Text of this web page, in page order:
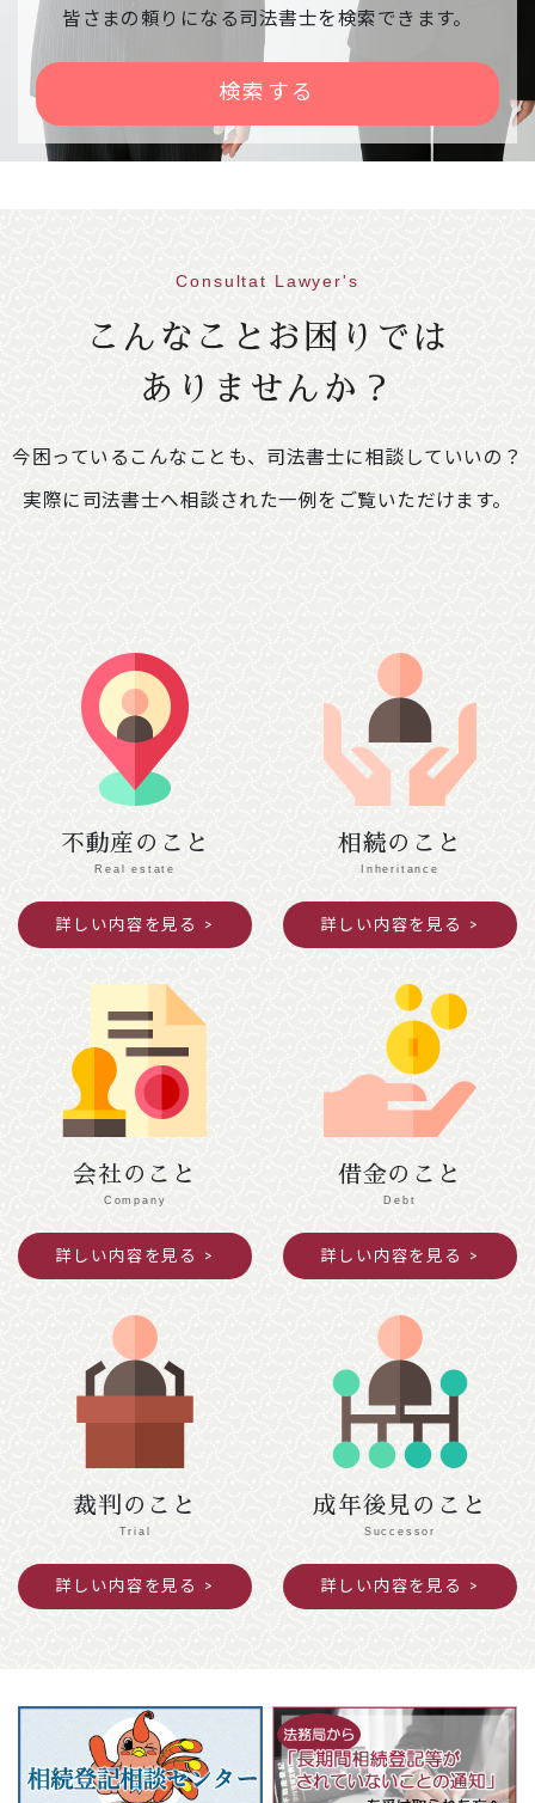
下記相談会が、雪の影響で中止になりました。
【日時】令和８年２月９日（月） １３：００
～１６：００
【会場】右京区役所京北出張所
86.1KB
2026年01月09日
「相続・遺言推進月間」司法書士による無料
【開催期間】令和８年２月１日（日）～２月２
８日（土）※ご予約不要
【綾部市】（変更前）あやべ・日東精工アリー
ナ → （変更後）綾部市I・Tビル ３階研修
室Ａ・Ｂ
２月１０日（火）
【京都市 中京区役所】（変更前）４階第１会
議室 → （変更後）３階会議室
２月１２日（木）
【京都市 北区役所】（変更前）３階第４・
５会議室 → （変更後）本庁舎２階第２会議
室、西庁舎２階会議室
2025年12月04日
年末年始閉館のお知らせ
令和７年１２月２７日（土）～令和８年１月４
日（日）閉館します。
2025年11月25日
令和７年度京都司法書士会新人研修の御案内
391.5KB
2025年10月09日
民法（遺言関係）等の改正に関する中間試案
皆さまの頼りになる司法書士を検索できます。
検索する
Consultat Lawyer's
こんなことお困りでは
ありませんか？
今困っているこんなことも、司法書士に相談していいの？
実際に司法書士へ相談された一例をご覧いただけます。
不動産のこと
Real estate
詳しい内容を見る
相続のこと
Inheritance
詳しい内容を見る
会社のこと
Company
詳しい内容を見る
借金のこと
Debt
詳しい内容を見る
裁判のこと
Trial
詳しい内容を見る
成年後見のこと
Successor
詳しい内容を見る